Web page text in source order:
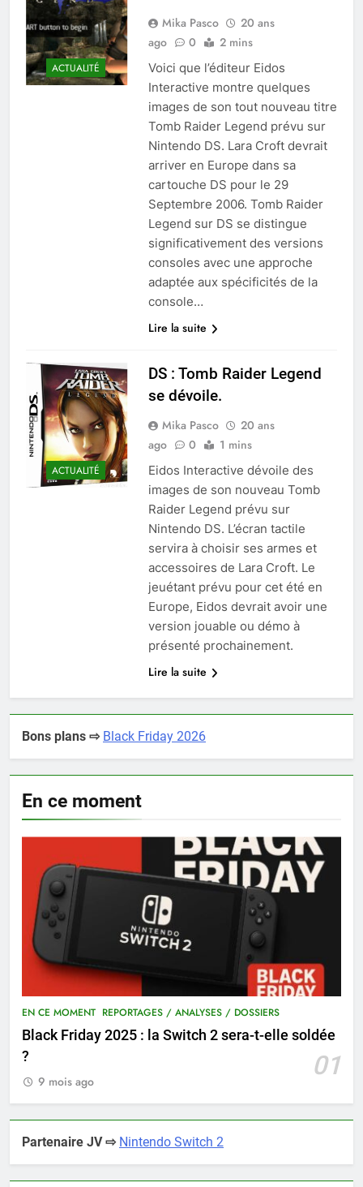
ACTUALITÉ
Mika Pasco
20 ans
ago
0 2 mins
Voici que l’éditeur Eidos
Interactive montre quelques
images de son tout nouveau titre
Tomb Raider Legend prévu sur
Nintendo DS. Lara Croft devrait
arriver en Europe dans sa
cartouche DS pour le 29
Septembre 2006. Tomb Raider
Legend sur DS se distingue
significativement des versions
consoles avec une approche
adaptée aux spécificités de la
console…
Lire la suite
ACTUALITÉ
DS : Tomb Raider Legend
se dévoile.
Mika Pasco
20 ans
ago
0 1 mins
Eidos Interactive dévoile des
images de son nouveau Tomb
Raider Legend prévu sur
Nintendo DS. L’écran tactile
servira à choisir ses armes et
accessoires de Lara Croft. Le
jeuétant prévu pour cet été en
Europe, Eidos devrait avoir une
version jouable ou démo à
présenté prochainement.
Lire la suite
Bons plans ⇨ Black Friday 2026
En ce moment
EN CE MOMENT REPORTAGES / ANALYSES / DOSSIERS
Black Friday 2025 : la Switch 2 sera-t-elle soldée
?
01
9 mois ago
Partenaire JV ⇨ Nintendo Switch 2